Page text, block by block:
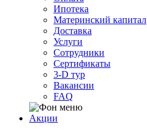
Ипотека
Материнский капитал
Доставка
Услуги
Сотрудники
Сертификаты
3-D тур
Вакансии
FAQ
Акции